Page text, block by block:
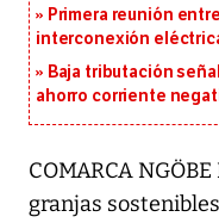
Primera reunión
interconexión
Baja tributación
ahorro corriente
COMARCA
granjas